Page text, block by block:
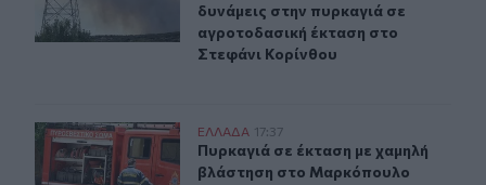
δυνάμεις στην πυρκαγιά σε
αγροτοδασική έκταση στο
Στεφάνι Κορίνθου
Πυρκαγιά σε έκταση με χαμηλή βλάστηση στο
ΕΛΛAΔΑ 17:37
Πυρκαγιά σε έκταση με χαμηλή
Πυρκαγιά σε έκταση με χαμηλή
βλάστηση στο Μαρκόπουλο